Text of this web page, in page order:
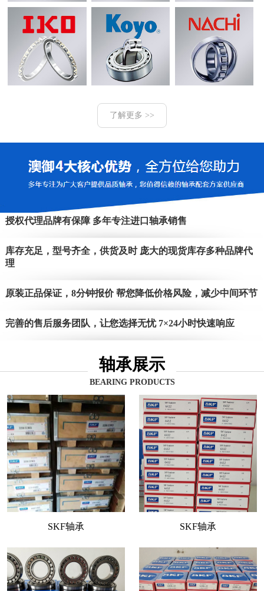
了解更多 >>
授权代理品牌有保障 多年专注进口轴承销售
库存充足，型号齐全，供货及时 庞大的现货库存多种品牌代
理
原装正品保证，8分钟报价 帮您降低价格风险，减少中间环节
完善的售后服务团队，让您选择无忧 7×24小时快速响应
轴承展示
BEARING PRODUCTS
SKF轴承 SKF轴承